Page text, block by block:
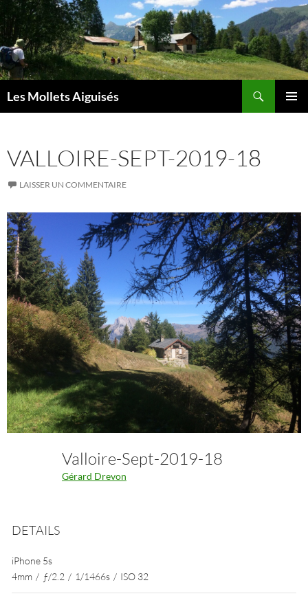
Aller
au
contenu
Les Mollets Aiguisés
VALLOIRE-SEPT-2019-18
LAISSER UN COMMENTAIRE
Valloire-Sept-2019-18
Gérard Drevon
DETAILS
iPhone 5s
4mm / ƒ/2.2 / 1/1466s / ISO 32